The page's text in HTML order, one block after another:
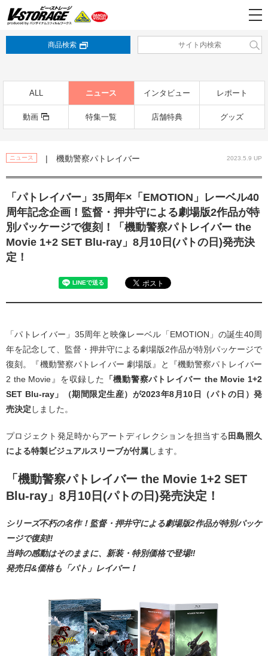
商品検索
ALL ニュース インタビュー レポート
動画 特集一覧 店舗特典 グッズ
ニュース | 機動警察パトレイバー 2023.5.9 UP
「パトレイバー」35周年×「EMOTION」レーベル40
周年記念企画！監督・押井守による劇場版2作品が特
別パッケージで復刻！「機動警察パトレイバー the
Movie 1+2 SET Blu-ray」8月10日(パトの日)発売決
定！
「パトレイバー」35周年と映像レーベル「EMOTION」の誕生40周
年を記念して、監督・押井守による劇場版2作品が特別パッケージで
復刻。『機動警察パトレイバー 劇場版』と『機動警察パトレイバー
2 the Movie』を収録した
「機動警察パトレイバー the Movie 1+2
SET Blu-ray」（期間限定生産）が2023年8月10日（パトの日）発
売決定 しました。
プロジェクト発足時からアートディレクションを担当する 田島照久
による特製ビジュアルスリーブが付属します。
「機動警察パトレイバー the Movie 1+2 SET
Blu-ray」8月10日(パトの日)発売決定！
シリーズ不朽の名作！監督・押井守による劇場版2作品が特別パッケ
ージで復刻‼
当時の感動はそのままに、新装・特別価格で登場‼
発売日&価格も「パト」レイバー！